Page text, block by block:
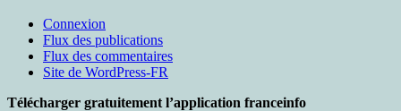
Connexion
Flux des publications
Flux des commentaires
Site de WordPress-FR
Télécharger gratuitement l’application franceinfo